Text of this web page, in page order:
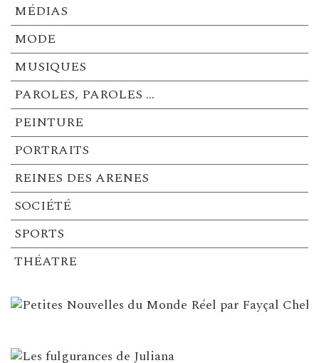
MÉDIAS
MODE
MUSIQUES
PAROLES, PAROLES …
PEINTURE
PORTRAITS
REINES DES ARENES
SOCIÉTÉ
SPORTS
THÉATRE